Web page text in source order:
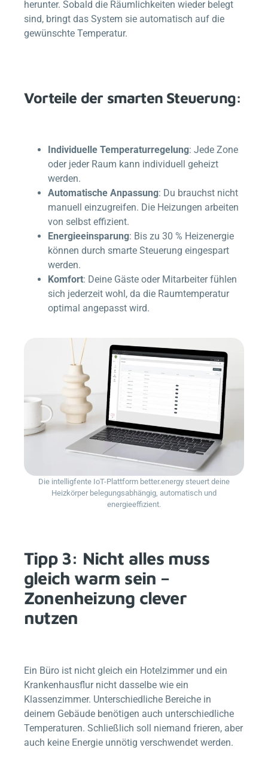
herunter. Sobald die Räumlichkeiten wieder belegt
sind, bringt das System sie automatisch auf die
gewünschte Temperatur.
Vorteile der smarten Steuerung:
Individuelle Temperaturregelung: Jede Zone
oder jeder Raum kann individuell geheizt
werden.
Automatische Anpassung: Du brauchst nicht
manuell einzugreifen. Die Heizungen arbeiten
von selbst effizient.
Energieeinsparung: Bis zu 30 % Heizenergie
können durch smarte Steuerung eingespart
werden.
Komfort: Deine Gäste oder Mitarbeiter fühlen
sich jederzeit wohl, da die Raumtemperatur
optimal angepasst wird.
Die intelligfente IoT-Plattform better.energy steuert deine
Heizkörper belegungsabhängig, automatisch und
energieeffizient.
Tipp 3: Nicht alles muss
gleich warm sein –
Zonenheizung clever
nutzen
Ein Büro ist nicht gleich ein Hotelzimmer und ein
Krankenhausflur nicht dasselbe wie ein
Klassenzimmer. Unterschiedliche Bereiche in
deinem Gebäude benötigen auch unterschiedliche
Temperaturen. Schließlich soll niemand frieren, aber
auch keine Energie unnötig verschwendet werden.